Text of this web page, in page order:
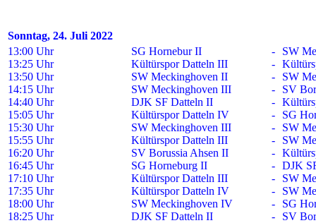
Sonntag, 24. Juli 2022
13:00 Uhr
13:25 Uhr
13:50 Uhr
14:15 Uhr
14:40 Uhr
15:05 Uhr
15:30 Uhr
15:55 Uhr
16:20 Uhr
16:45 Uhr
17:10 Uhr
17:35 Uhr
18:00 Uhr
18:25 Uhr
SG Hornebur II
Kültürspor Datteln III
SW Meckinghoven II
SW Meckinghoven III
DJK SF Datteln II
Kültürspor Datteln IV
SW Meckinghoven III
Kültürspor Datteln III
SV Borussia Ahsen II
SG Horneburg II
Kültürspor Datteln III
Kültürspor Datteln IV
SW Meckinghoven IV
DJK SF Datteln II
-
-
-
-
-
-
-
-
-
-
-
-
-
-
SW
SW
SV
SG
SW
SW
DJK
SW
SW
SG
SV